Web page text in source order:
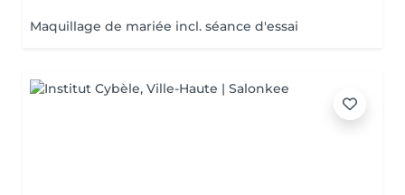
Maquillage de mariée incl. séance d'essai